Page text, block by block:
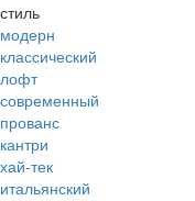
стиль
модерн
классический
лофт
современный
прованс
кантри
хай-тек
итальянский